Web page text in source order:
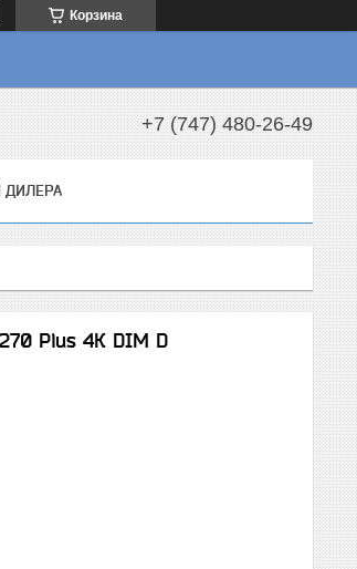
Корзина
+7 (747) 480-26-49
ДИЛЕРА
Plus 4К DIM D